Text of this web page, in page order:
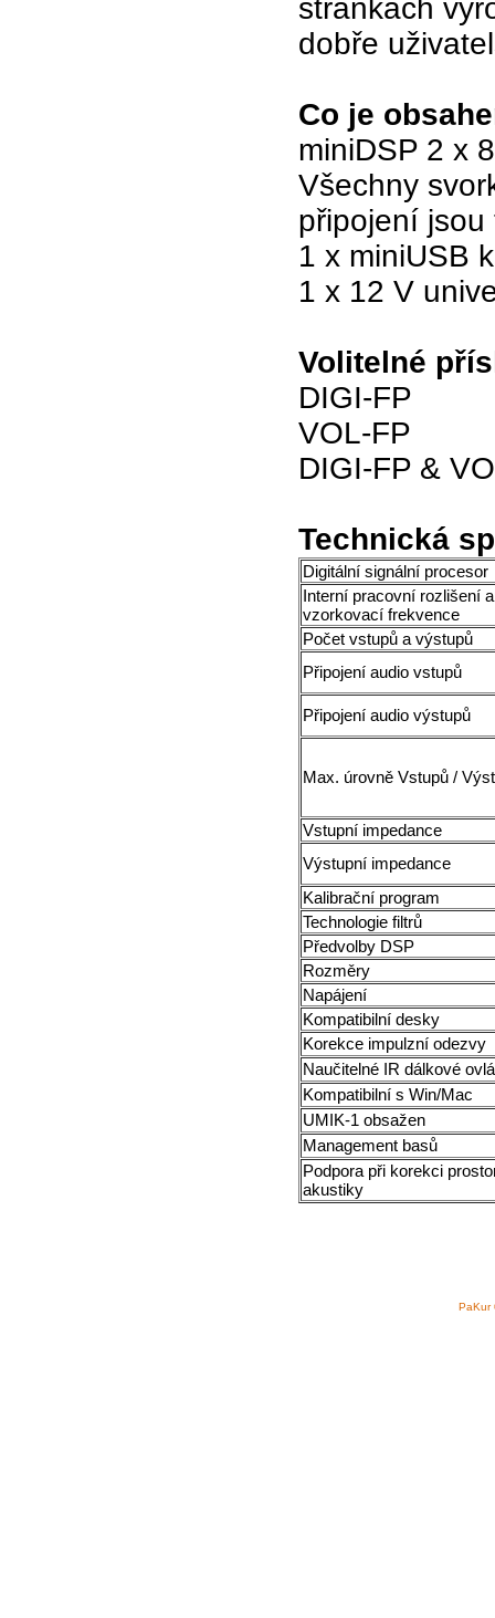
stránkách
dobře
Co je
miniDSP 2 x
Všechny
připojení
1 x miniUSB
1 x 12 V
Volitelné
DIGI-FP
VOL-FP
DIGI-FP &
Technická
Digitální signální procesor
Interní pracovní rozlišení a
vzorkovací frekvence
Počet vstupů a výstupů
Připojení audio vstupů
Připojení audio výstupů
Max. úrovně Vstupů /
Vstupní impedance
Výstupní impedance
Kalibrační program
Technologie filtrů
Předvolby DSP
Rozměry
Napájení
Kompatibilní desky
Korekce impulzní odezvy
Naučitelné IR dálkové
Kompatibilní s Win/Mac
UMIK-1 obsažen
Management basů
Podpora při korekci
akustiky
PaKur